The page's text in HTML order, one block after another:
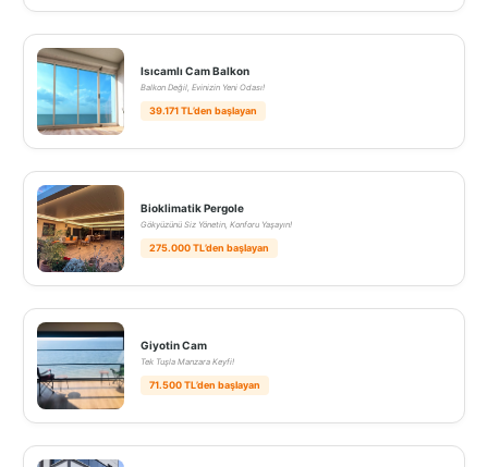
Isıcamlı Cam Balkon
Balkon Değil, Evinizin Yeni Odası!
39.171 TL’den başlayan
Bioklimatik Pergole
Gökyüzünü Siz Yönetin, Konforu Yaşayın!
275.000 TL’den başlayan
Giyotin Cam
Tek Tuşla Manzara Keyfi!
71.500 TL’den başlayan